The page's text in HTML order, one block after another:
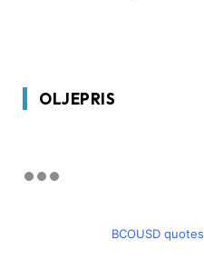
OLJEPRIS
BCOUSD quotes